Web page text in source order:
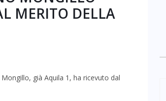
MERITO DELLA
già Aquila 1, ha ricevuto dal